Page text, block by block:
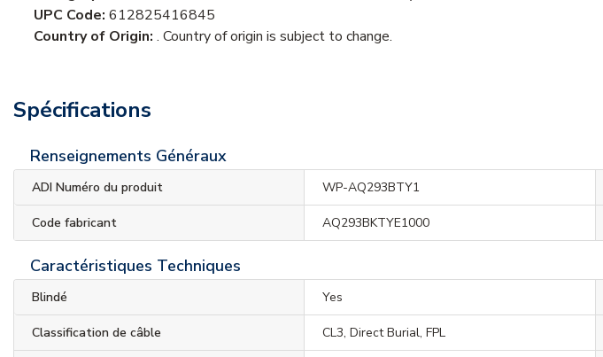
UPC Code: 612825416845
Country of Origin: . Country of origin is subject to change.
Spécifications
Renseignements Généraux
ADI Numéro du produit WP-AQ293BTY1
Code fabricant AQ293BKTYE1000
Caractéristiques Techniques
Blindé Yes
Classification de câble CL3, Direct Burial, FPL